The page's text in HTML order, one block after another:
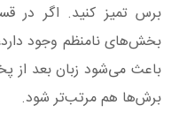
برس تمیز کنید. اگر در
بخش‌های نامنظم وجود
باعث می‌شود زبان بعد از
برش‌ها هم مرتب‌تر شود.